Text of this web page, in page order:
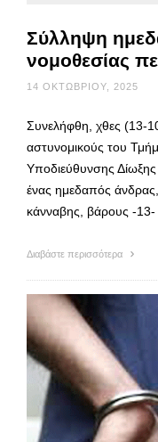
Σύλληψη
νομοθεσίας
14 ΟΚΤΩΒΡΊΟΥ, 2025
Συνελήφθη, χθες (13-
αστυνομικούς του
Υποδιεύθυνσης Δίωξης
ένας ημεδαπός άνδρας,
κάνναβης, βάρους -
Διαβάστε περισσότερα